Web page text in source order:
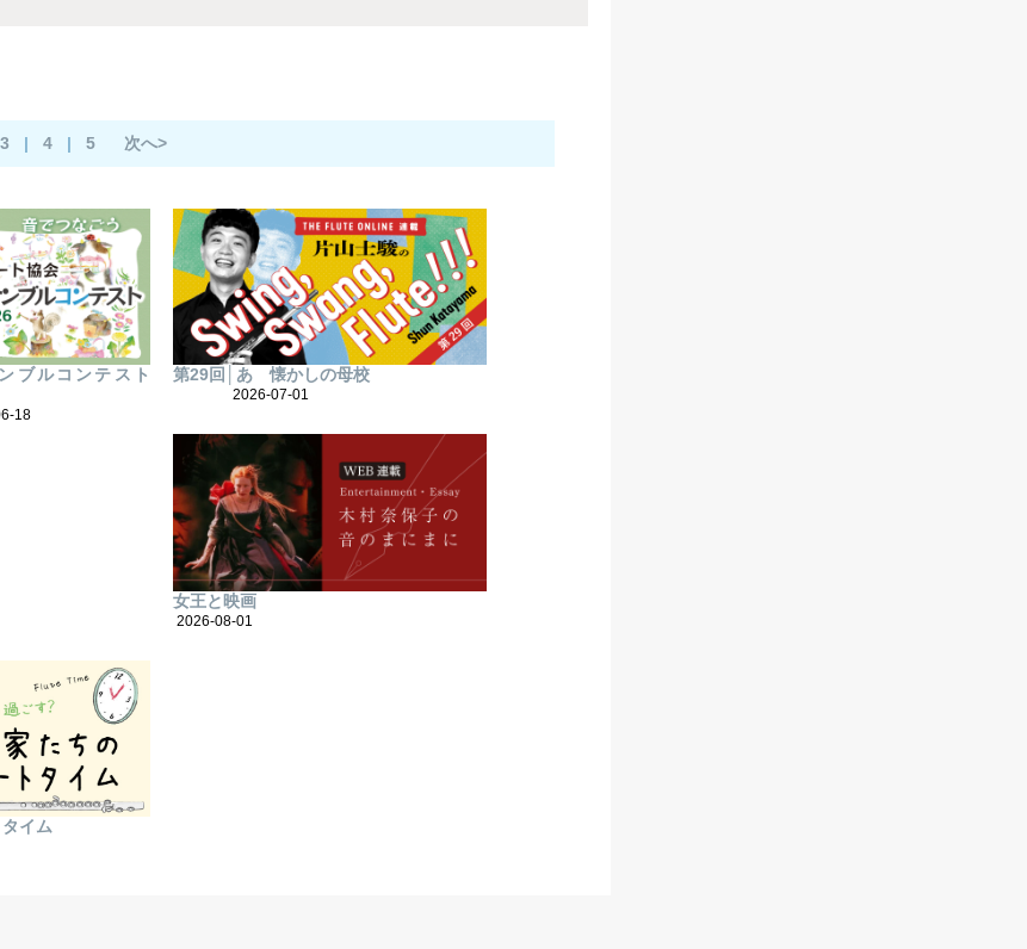
3 |4 |5 次へ>
ブルコンテスト
18
第29回│あゝ懐かしの母校
2026-07-01
女王と映画
2026-08-01
イム